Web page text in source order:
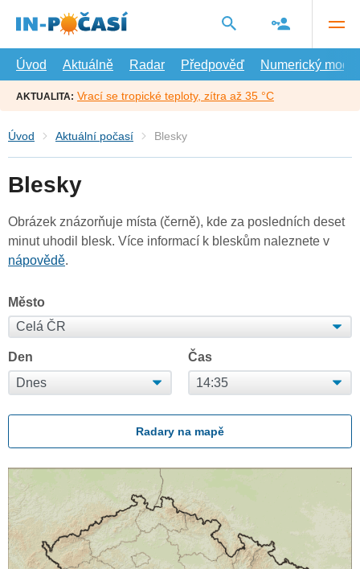
hlavní
Úvod
Aktuálně Radar Předpověď Numerický model
AKTUALITA: Vrací se tropické teploty, zítra až 35 °C
Úvod Aktuální počasí Blesky
Blesky
Obrázek znázorňuje místa (černě), kde za posledních deset
minut uhodil blesk. Více informací k bleskům naleznete v
nápovědě.
Město
Den Čas
Radary na mapě